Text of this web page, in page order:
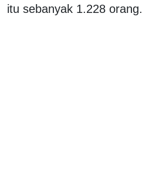
itu sebanyak 1.228 orang.